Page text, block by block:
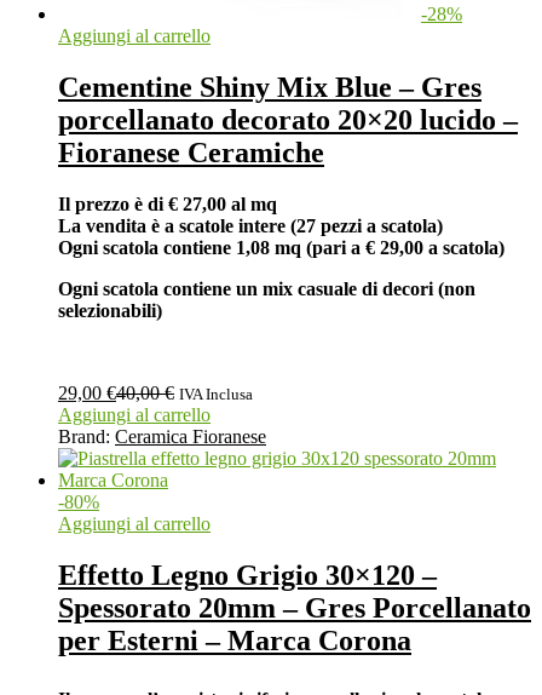
-28%
Aggiungi al carrello
Cementine Shiny Mix Blue – Gres
porcellanato decorato 20×20 lucido –
Fioranese Ceramiche
Il prezzo è di € 27,00 al mq
La vendita è a scatole intere (27 pezzi a scatola)
Ogni scatola contiene 1,08 mq (pari a € 29,00 a scatola)
Ogni scatola contiene un mix casuale di decori (non
selezionabili)
29,00 €40,00€ IVA Inclusa
Aggiungi al carrello
Brand: Ceramica Fioranese
-80%
Aggiungi al carrello
Effetto Legno Grigio 30×120 –
Spessorato 20mm – Gres Porcellanato
per Esterni – Marca Corona